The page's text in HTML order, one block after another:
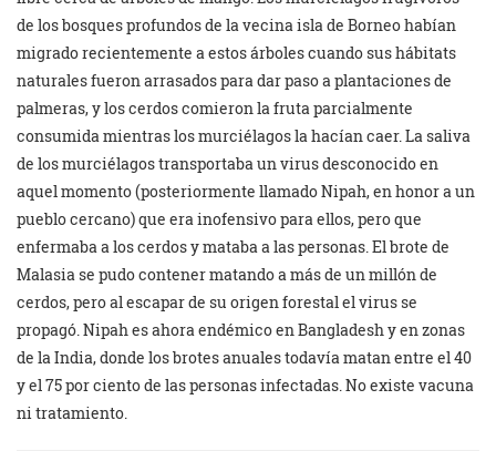
de los bosques profundos de la vecina isla de Borneo habían
migrado recientemente a estos árboles cuando sus hábitats
naturales fueron arrasados ​​para dar paso a plantaciones de
palmeras, y los cerdos comieron la fruta parcialmente
consumida mientras los murciélagos la hacían caer. La saliva
de los murciélagos transportaba un virus desconocido en
aquel momento (posteriormente llamado Nipah, en honor a un
pueblo cercano) que era inofensivo para ellos, pero que
enfermaba a los cerdos y mataba a las personas. El brote de
Malasia se pudo contener matando a más de un millón de
cerdos, pero al escapar de su origen forestal el virus se
propagó. Nipah es ahora endémico en Bangladesh y en zonas
de la India, donde los brotes anuales todavía matan entre el 40
y el 75 por ciento de las personas infectadas. No existe vacuna
ni tratamiento.